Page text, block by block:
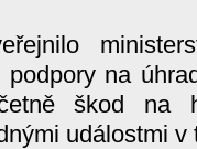
na
škod na
událostmi v